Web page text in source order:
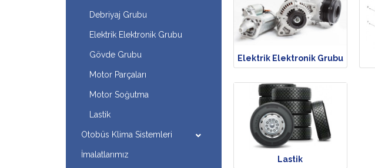
Debriyaj Grubu
Elektrik Elektronik Grubu
Gövde Grubu
Motor Parçaları
Motor Soğutma
Lastik
Otobüs Klima Sistemleri
İmalatlarımız
Elektrik Elektronik Grubu
Lastik